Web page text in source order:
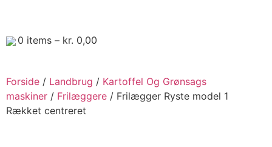
0 items – kr. 0,00
Forside / Landbrug / Kartoffel Og Grønsags
maskiner / Frilæggere / Frilægger Ryste model 1
Rækket centreret